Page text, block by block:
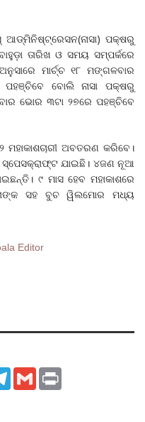
ପକ୍ଷରୁ
ତାରିଖ ଓ ସମୟ ସମ୍ପର୍କରେ
ମାର୍ଚ୍ଚ ୧୮ ମଙ୍ଗଳବାର
ବୋଲି ନାସା ପକ୍ଷରୁ
ଭୋର ୩ଟା ୨୭ରେ ପହଞ୍ଚିବେ
ଅବତରଣ କରିବେ।
ଯାଇଛି। ୪ଜଣ ନୂଆ
୯ ମାସ ହେବ ମହାକାଶରେ
ସହ ବୁଚ ୱିଲମୋର ମଧ୍ୟ
Editor
Telegram
Gmail